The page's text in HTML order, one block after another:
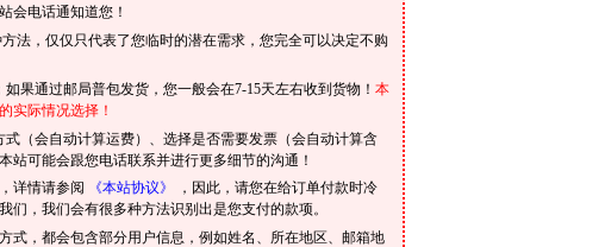
会电话通知道您！
法，仅仅只代表了您临时的潜在需求，您完全可以决定不购
果通过邮局普包发货，您一般会在7-15天左右收到货物！ 本
实际情况选择！
（会自动计算运费）、选择是否需要发票（会自动计算含
可能会跟您电话联系并进行更多细节的沟通！
详情请参阅
《本站协议》
，因此，请您在给订单付款时冷
，我们会有很多种方法识别出是您支付的款项。
式，都会包含部分用户信息，例如姓名、所在地区、邮箱地